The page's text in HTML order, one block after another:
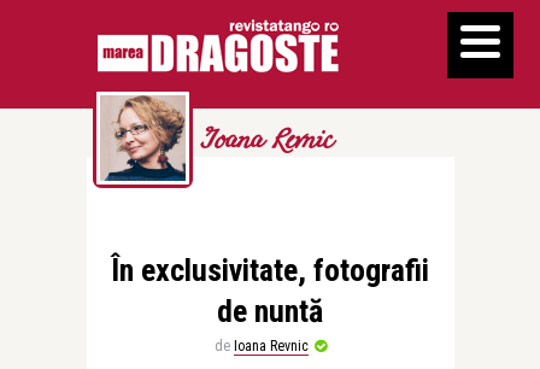
Ioana Revnic
În exclusivitate, fotografii
de nuntă
de Ioana Revnic